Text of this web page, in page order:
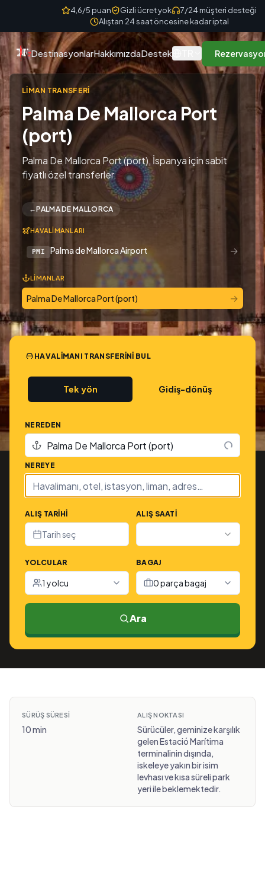
Skip to content 4,6/5 puan Gizli ücret yok
7/24 müşteri desteği
Alıştan 24 saat öncesine kadar iptal
DestinasyonlarHakkımızdaDestek
LIMAN TRANSFERI
Palma De Mallorca Port
(port)
Palma De Mallorca Port (port), İspanya için sabit
fiyatlı özel transferler.
←PALMA DE MALLORCA
HAVALIMANLARI
PMI Palma de Mallorca Airport →
LIMANLAR
Palma De Mallorca Port (port) →
HAVALIMANI TRANSFERINI BUL
Tek yön Gidiş-dönüş
NEREDEN
NEREYE
ALIŞ TARIHI
Tarih seç
ALIŞ SAATI
YOLCULAR
1 yolcu
BAGAJ
0 parça bagaj
Ara
SÜRÜŞ SÜRESI
10 min
ALIŞ NOKTASI
Sürücüler, geminize karşılık
gelen Estació Marítima
terminalinin dışında,
iskeleye yakın bir isim
levhası ve kısa süreli park
yeri ile beklemektedir.